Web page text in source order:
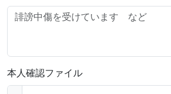
本人確認ファイル